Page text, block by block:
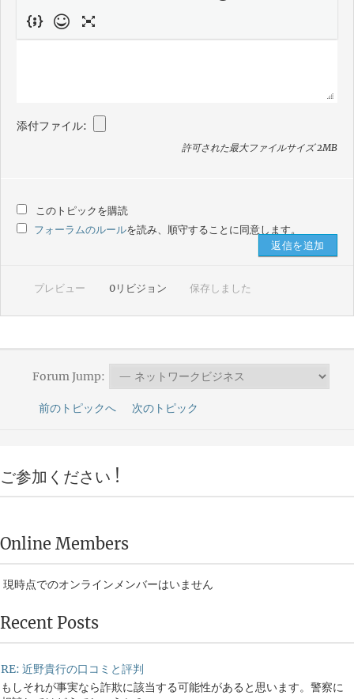
添付ファイル:
許可された最大ファイルサイズ 2MB
このトピックを購読
フォーラムのルールを読み、順守することに同意します。
プレビュー 0リビジョン 保存しました
Forum Jump:
前のトピックへ 次のトピック
ご参加ください !
Online Members
現時点でのオンラインメンバーはいません
Recent Posts
RE: 近野貴行の口コミと評判
もしそれが事実なら詐欺に該当する可能性があると思います。警察に